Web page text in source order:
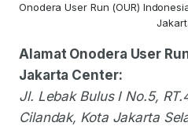
Onodera User Run (OUR)
Alamat Onodera User
Jakarta Center:
Jl. Lebak Bulus I No.5,
Cilandak, Kota Jakarta